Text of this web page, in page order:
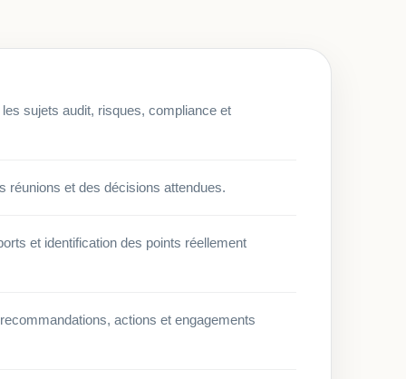
sujets audit, risques, compliance et
réunions et des décisions attendues.
et identification des points réellement
actions et engagements